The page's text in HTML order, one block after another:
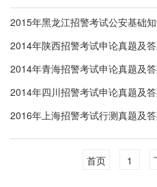
2015年黑龙江招警考试公安基础
2014年陕西招警考试申论真题及
2014年青海招警考试申论真题及
2014年四川招警考试申论真题及
2016年上海招警考试行测真题及
首页 1